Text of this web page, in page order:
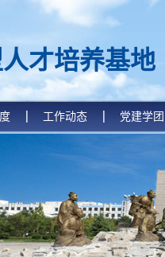
才培养基地
工作动态 党建学团